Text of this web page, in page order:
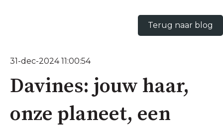
Terug naar blog
31-dec-2024 11:00:54
Davines: jouw haar,
onze planeet, een